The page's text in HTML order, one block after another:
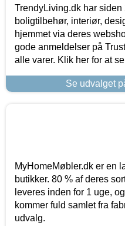
TrendyLiving.dk har
boligtilbehør, interiør,
hjemmet via deres
gode anmeldelser på
alle varer. Klik her for at
Se udvalget
MyHomeMøbler.dk er en
butikker. 80 % af deres
leveres inden for 1 uge,
kommer fuld samlet fra
udvalg.